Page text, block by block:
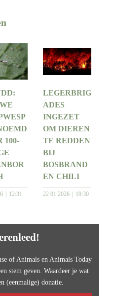
100-
12:31
LEGERBRIG
ADES
INGEZET
OM DIEREN
TE REDDEN
BIJ
BOSBRAND
EN CHILI
22 01 2026 19:30
of Animals en Animals Today
stem geven. Waardeer je wat
(eenmalige) donatie.